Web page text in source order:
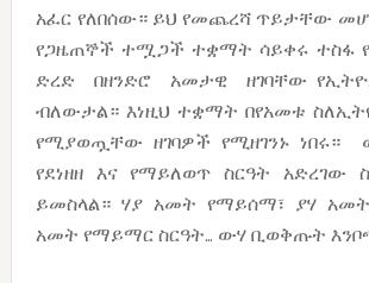
አፈር የለበሰው። ይህ የመጨረሻ ጥይታቸው
የጋዜጠኞች ተሟጋች ተቋማት ሳይቀሩ ተስፋ
ድረድ በዘንድሮ አመታዊ ዘገባቸው
ብለውታል። እነዚህ ተቋማት በየአመቱ
የሚያወጧቸው ዘገባዎች የሚዘገንኑ ነበሩ።
የደነዘዘ እና የማይለወጥ ስርዓት አድረገው
ይመስላል። ሃያ አመት የማይሰማ፣ ያሃ
አመት የማይማር ስርዓት… ውሃ ቢወቅጡት